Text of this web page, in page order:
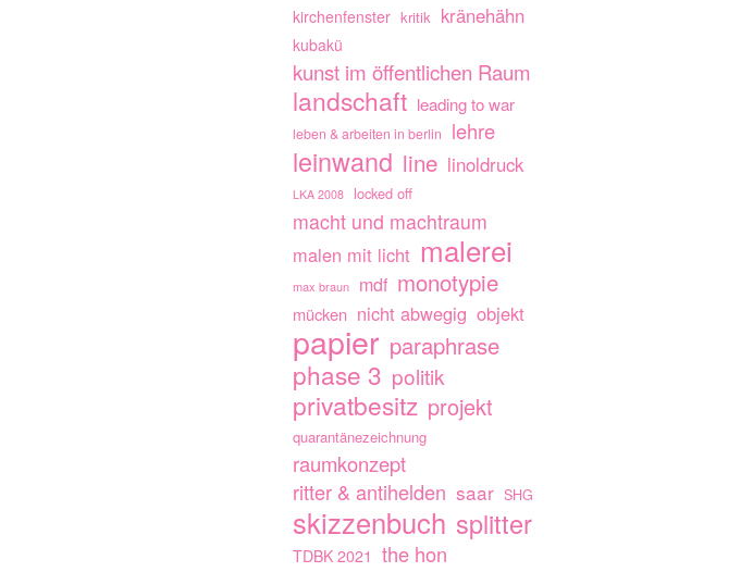
kirchenfenster kritik kränehähn
kubakü
kunst im öffentlichen Raum
landschaft leading to war
leben & arbeiten in berlin lehre
leinwand line linoldruck
LKA 2008 locked off
macht und machtraum
malen mit licht malerei
max braun mdf monotypie
mücken nicht abwegig objekt
papier paraphrase
phase 3 politik
privatbesitz projekt
quarantänezeichnung
raumkonzept
ritter & antihelden saar SHG
skizzenbuch splitter
TDBK 2021 the hon